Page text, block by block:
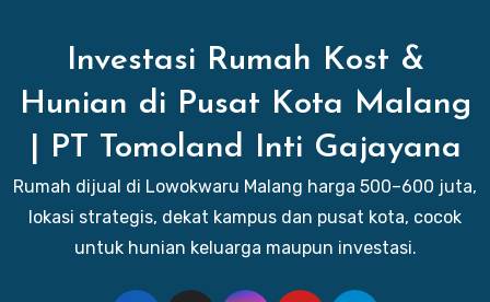
Investasi Rumah Kost &
Hunian di Pusat Kota Malang
| PT Tomoland Inti Gajayana
Rumah dijual di Lowokwaru Malang harga 500–600 juta,
lokasi strategis, dekat kampus dan pusat kota, cocok
untuk hunian keluarga maupun investasi.